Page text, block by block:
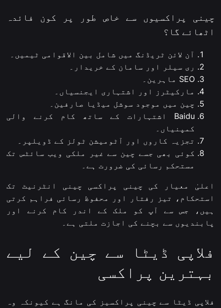
چینی پراکسیوں سے خاص طور پر کون فائدہ
اٹھائے گا؟
آن لائن ٹریڈنگ میں شامل بین الاقوامی ٹیمیں۔
ری سیلر اور سامان کے خریدار۔
SEO ماہرین۔
مارکیٹرز اور اشتہاری ایجنسیاں۔
چین میں موجود سوشل میڈیا صارفین۔
Baidu اشتہارات کے ساتھ کام کرنے والی
کمپنیاں۔
تجزیہ کاروں اور آٹومیشن ٹولز کے ڈویلپر۔
کوئی بھی جسے چین سے غیر ملکی ویب سائٹس تک
مستحکم رسائی کی ضرورت ہے۔
اعلیٰ معیار کی چینی پراکسی چینی انٹرنیٹ تک
استحکام، تیز رفتار اور محفوظ رسائی فراہم کرتی
ہیں، جس سے آپ کو ملک کے اندر کام کرنے اور
پابندیوں سے بچنے کی اجازت ملتی ہے۔
فلاپی ڈیٹا سے چین کے لیے
بہترین پراکسی
فلاپی ڈیٹا سے چینی پراکسیز کی مانگ ہے کیونکہ وہ